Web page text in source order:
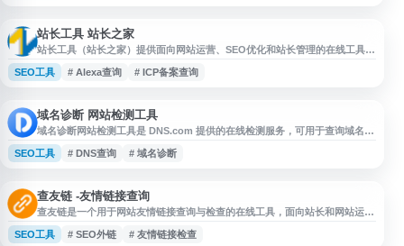
站长工具 站长之家
站长工具（站长之家）提供面向网站运营、SEO优化和站长管理的在线工具服
务，涵盖权重查询、收录查询、PR查询、ICP备案查询、Whois查询、IP与域
名信息查询、友情链接检查、反向链接查询、死链接检测、蜘蛛访问分析、
SEO工具 # Alexa查询 # ICP备案查询
域名诊断 网站检测工具
域名诊断网站检测工具是 DNS.com 提供的在线检测服务，可用于查询域名相
关状态、网站访问情况及基础解析信息，帮助用户快速了解网站配置与运行是
否存在异常。适合站长、运维人员和域名用户进行网站健康检查、故障排查和
SEO工具 # DNS查询 # 域名诊断
查友链 -友情链接查询
查友链是一个用于网站友情链接查询与检查的在线工具，面向站长和网站运营
人员提供友链检测服务。用户可通过该平台查询网站友情链接情况，辅助核对
友链是否正常展示、是否存在异常或遗漏，提升友情链接管理效率。网站适用
SEO工具 # SEO外链 # 友情链接检查